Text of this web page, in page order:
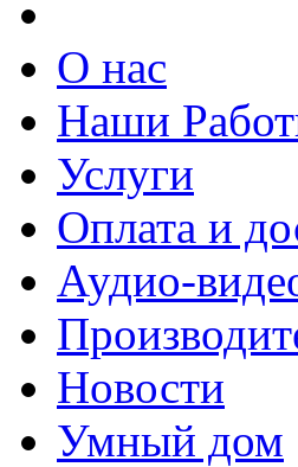
О нас
Наши
Услуги
Оплата и
Аудио-
Новости
Умный дом